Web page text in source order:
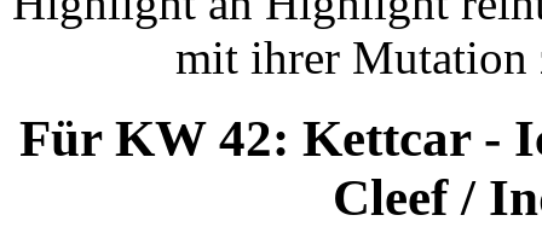
mit ihrer Mutation
Für KW 42: Kettcar -
Cleef /